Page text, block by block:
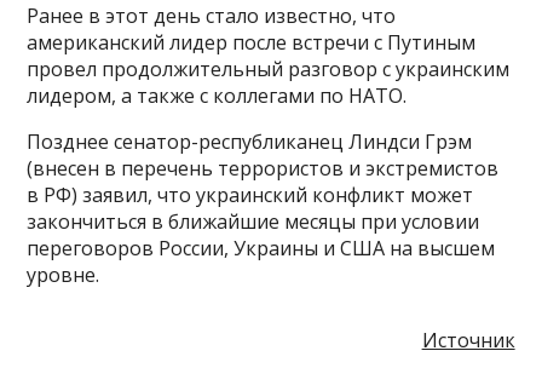
Ранее в этот день стало известно, что
американский лидер после встречи с Путиным
провел продолжительный разговор с украинским
лидером, а также с коллегами по НАТО.
Позднее сенатор-республиканец Линдси Грэм
(внесен в перечень террористов и экстремистов
в РФ) заявил, что украинский конфликт может
закончиться в ближайшие месяцы при условии
переговоров России, Украины и США на высшем
уровне.
Источник